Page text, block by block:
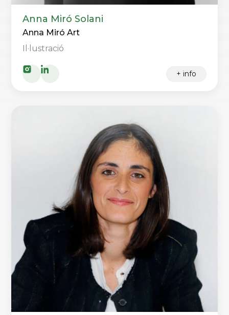
Anna Miró Solani
Anna Miró Art
Il·lustració
+ info